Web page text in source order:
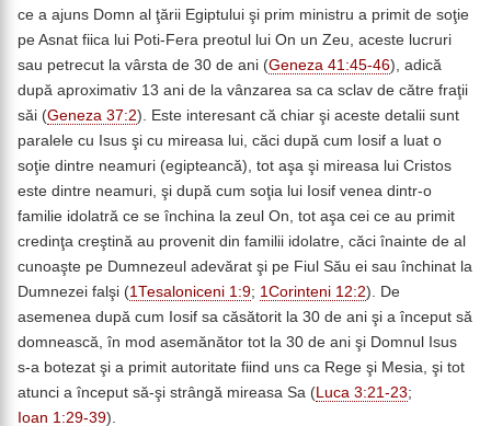
ce a ajuns Domn al ţării Egiptului şi prim ministru a primit de soţie
pe Asnat fiica lui Poti-Fera preotul lui On un Zeu, aceste lucruri
sau petrecut la vârsta de 30 de ani (Geneza 41:45-46), adică
după aproximativ 13 ani de la vânzarea sa ca sclav de către fraţii
săi (Geneza 37:2). Este interesant că chiar şi aceste detalii sunt
paralele cu Isus şi cu mireasa lui, căci după cum Iosif a luat o
soţie dintre neamuri (egipteancă), tot aşa şi mireasa lui Cristos
este dintre neamuri, şi după cum soţia lui Iosif venea dintr-o
familie idolatră ce se închina la zeul On, tot aşa cei ce au primit
credinţa creştină au provenit din familii idolatre, căci înainte de al
cunoaşte pe Dumnezeul adevărat şi pe Fiul Său ei sau închinat la
Dumnezei falşi (1Tesaloniceni 1:9; 1Corinteni 12:2). De
asemenea după cum Iosif sa căsătorit la 30 de ani şi a început să
domnească, în mod asemănător tot la 30 de ani şi Domnul Isus
s-a botezat şi a primit autoritate fiind uns ca Rege şi Mesia, şi tot
atunci a început să-şi strângă mireasa Sa (Luca 3:21-23;
Ioan 1:29-39).